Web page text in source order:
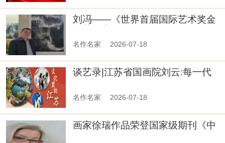
刘冯——《世界首届国际艺术奖金
名作名家 2026-07-18
谈艺录|江苏省国画院刘云:每一代
名作名家 2026-07-18
画家徐瑞作品荣登国家级期刊《中